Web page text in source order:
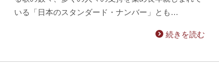
いる「日本のスタンダード・ナンバー」とも…
続きを読む